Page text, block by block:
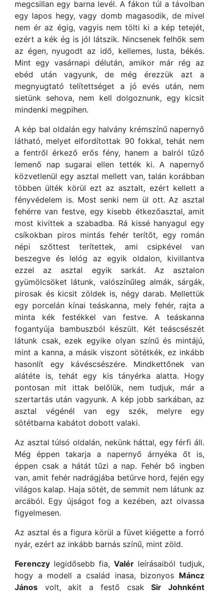
megcsillan egy barna levél. A fákon túl a távolban
egy lapos hegy, vagy domb magasodik, de mivel
nem ér az égig, vagyis nem tölti ki a kép tetejét,
ezért a kék ég is jól látszik. Nincsenek felhők sem
az égen, nyugodt az idő, kellemes, lusta, békés.
Mint egy vasárnapi délután, amikor már rég az
ebéd után vagyunk, de még érezzük azt a
megnyugtató telítettséget a jó evés után, nem
sietünk sehova, nem kell dolgoznunk, egy kicsit
mindenki megpihen.
A kép bal oldalán egy halvány krémszínű napernyő
látható, melyet elfordítottak 90 fokkal, tehát nem
a fentről érkező erős fény, hanem a balról tűző
lemenő nap sugarai ellen tették ki. A napernyő
közvetlenül egy asztal mellett van, talán korábban
többen ülték körül ezt az asztalt, ezért kellett a
fényvédelem is. Most senki nem ül ott. Az asztal
fehérre van festve, egy kisebb étkezőasztal, amit
most kivittek a szabadba. Rá kissé hanyagul egy
csíkokban piros mintás fehér terítőt, egy román
népi szőttest terítettek, ami csipkével van
beszegve és lelóg az egyik oldalon, kivillantva
ezzel az asztal egyik sarkát. Az asztalon
gyümölcsöket látunk, valószínűleg almák, sárgák,
pirosak és kicsit zöldek is, négy darab. Mellettük
egy porcelán kínai teáskanna, mely fehér, rajta a
minta kék festékkel van festve. A teáskanna
fogantyúja bambuszból készült. Két teáscsészét
látunk csak, ezek egyike olyan színű és mintájú,
mint a kanna, a másik viszont sötétkék, ez inkább
hasonlít egy kávéscsészére. Mindkettőnek van
alátéte is, tehát egy kis tányérka alatta. Hogy
pontosan mit ittak belőlük, nem tudjuk, már a
szertartás után vagyunk. A kép jobb sarkában, az
asztal végénél van egy szék, melyre egy
sötétbarna kabátot dobott valaki.
Az asztal túlsó oldalán, nekünk háttal, egy férfi áll.
Még éppen takarja a napernyő árnyéka őt is,
éppen csak a hátát tűzi a nap. Fehér bő ingben
van, amit fehér nadrágjába betűrve hord, fején egy
világos kalap. Haja sötét, de semmit nem látunk az
arcából. Egy újságot fog a kezében, azt olvassa
figyelmesen.
Az asztal és a figura körül a füvet kiégette a forró
nyár, ezért az inkább barnás színű, mint zöld.
Ferenczy legidősebb fia, Valér leírásaiból tudjuk,
hogy a modell a család inasa, bizonyos Máncz
János volt, akit a festő csakSir Johnként